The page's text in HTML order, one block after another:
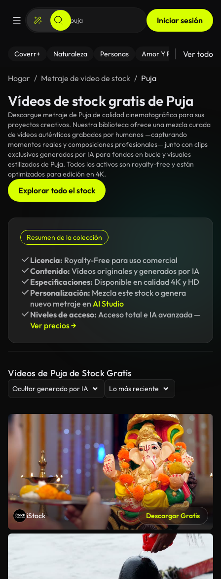
Iniciar sesión
Coverr+ Naturaleza Personas Amor Y Relaciones
Ver todo
Hogar Metraje de video de stock Puja
Vídeos de stock gratis de Puja
Descargue metraje de Puja de calidad cinematográfica para sus
proyectos creativos. Nuestra biblioteca ofrece una mezcla curada
de vídeos auténticos grabados por humanos —capturando
momentos reales y composiciones profesionales— junto con clips
exclusivos generados por IA para fondos en bucle y visuales
estilizados de Puja. Todos los activos son royalty-free y están
optimizados para edición en 4K.
Explorar todo el stock
Resumen de la colección
Licencia: Royalty-Free para uso comercial
Contenido: Vídeos originales y generados por IA
Especificaciones: Disponible en calidad 4K y HD
Personalización: Mezcla este stock o genera
nuevo metraje en AI Studio
Niveles de acceso: Acceso total e IA avanzada —
Ver precios →
Videos de Puja de Stock Gratis
Ocultar generado por IA Lo más reciente
iStock Descargar Gratis